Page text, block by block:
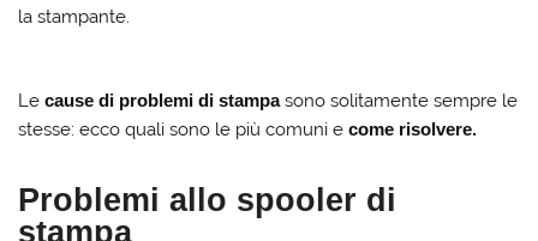
la stampante.
Lecause di problemi di stampasono solitamente sempre le
stesse: ecco quali sono le più comuni ecome risolvere.
Problemi allo spooler di
stampa